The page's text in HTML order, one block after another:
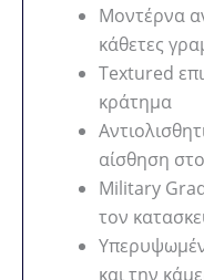
Μοντέρνα
κάθετες
Textured
κράτημα
αίσθηση
Military
τον
και την